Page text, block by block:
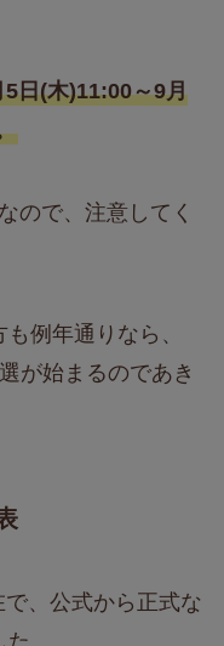
日(木)11:00～9月
ので、注意してく
例年通りなら、
が始まるのであき
、公式から正式な